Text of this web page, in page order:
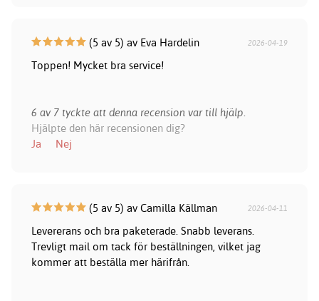
(5 av 5) av Eva Hardelin 2026-04-19
Toppen! Mycket bra service!
6 av 7 tyckte att denna recension var till hjälp.
Hjälpte den här recensionen dig?
Ja
Nej
(5 av 5) av Camilla Källman 2026-04-11
Levererans och bra paketerade. Snabb leverans.
Trevligt mail om tack för beställningen, vilket jag
kommer att beställa mer härifrån.